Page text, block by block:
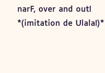
narF, over and out!
*(imitation de Ulala!)*